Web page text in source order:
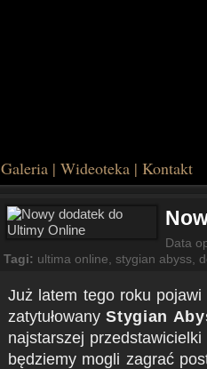
Galeria | Wideoteka | Kontakt
Data
Tagi: ultima online stygian abyss
Już latem tego roku
zatytułowanyStygian
najstarszej
będziemy mogli zagrać